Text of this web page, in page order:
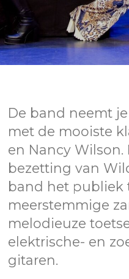
De band neemt
met de mooiste
en Nancy
bezetting van
band het publiek
meerstemmige
melodieuze
elektrische- en
gitaren.